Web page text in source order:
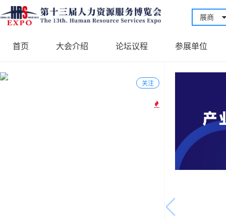
展商
首页 大会介绍 论坛议程 参展单位
关注